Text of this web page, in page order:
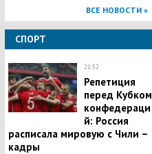
ВСЕ НОВОСТИ »
СПОРТ
21:52
Репетиция
перед Кубком
конфедераци
й: Россия
расписала мировую с Чили –
кадры